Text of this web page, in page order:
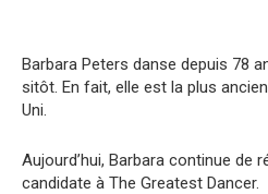
Barbara Peters danse depuis 78
sitôt. En fait, elle est la plus
Uni.
Aujourd’hui, Barbara continue de
candidate à The Greatest Dancer.